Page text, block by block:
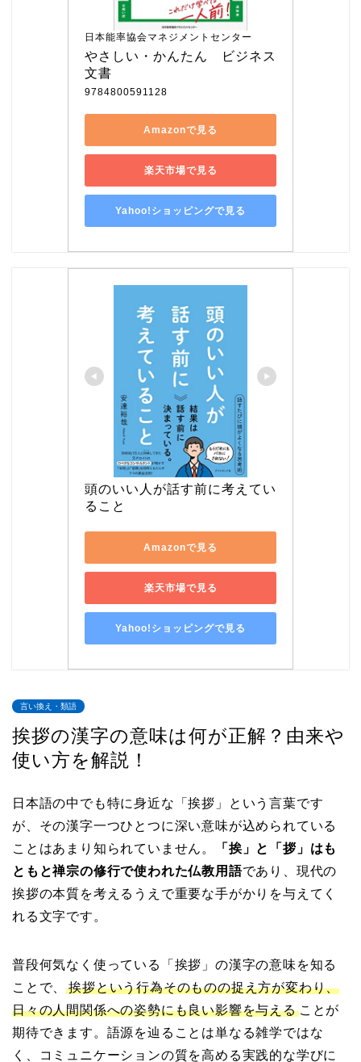
日本能率協会マネジメントセンター
やさしい・かんたん　ビジネス
文書
9784800591128
Amazonで見る
楽天市場で見る
Yahoo!ショッピングで見る
頭のいい人が話す前に考えてい
ること
Amazonで見る
楽天市場で見る
Yahoo!ショッピングで見る
言い換え・類語
挨拶の漢字の意味は何が正解？由来や
使い方を解説！
日本語の中でも特に身近な「挨拶」という言葉です
が、その漢字一つひとつに深い意味が込められている
ことはあまり知られていません。
「挨」と「拶」はも
ともと禅宗の修行で使われた仏教用語であり、現代の
挨拶の本質を考えるうえで重要な手がかりを与えてく
れる文字です。
普段何気なく使っている「挨拶」の漢字の意味を知る
ことで、挨拶という行為そのものの捉え方が変わり、
日々の人間関係への姿勢にも良い影響を与えることが
期待できます。語源を辿ることは単なる雑学ではな
く、コミュニケーションの質を高める実践的な学びに